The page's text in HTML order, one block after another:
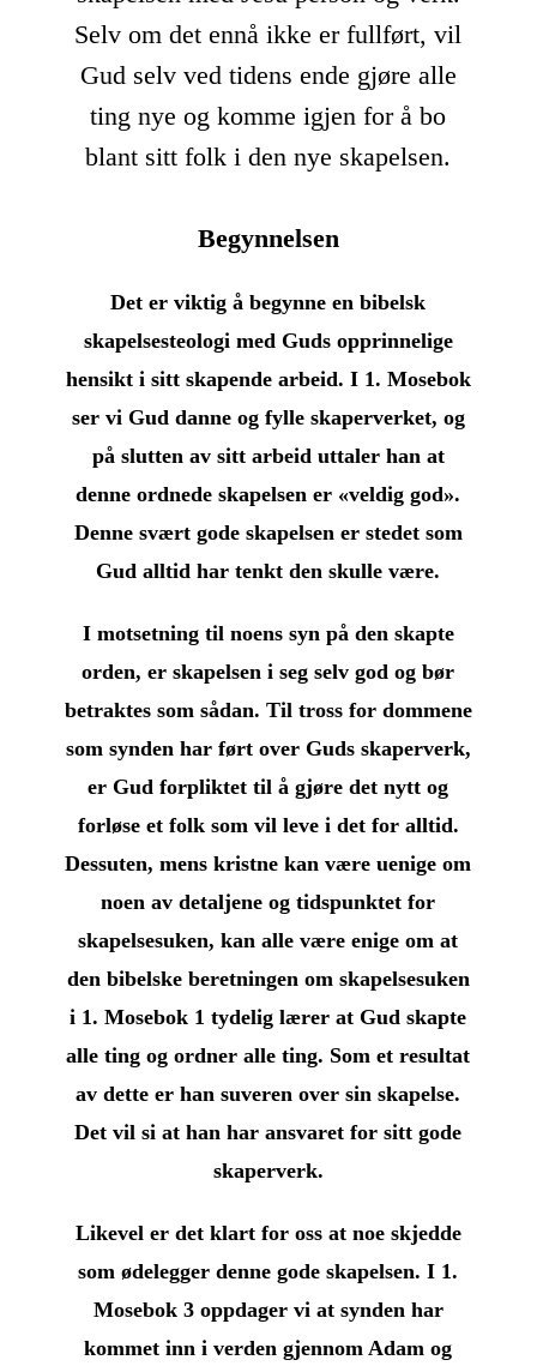
Selv om det ennå ikke er fullført, vil
Gud selv ved tidens ende gjøre alle
ting nye og komme igjen for å bo
blant sitt folk i den nye skapelsen.
Begynnelsen
Det er viktig å begynne en bibelsk
skapelsesteologi med Guds opprinnelige
hensikt i sitt skapende arbeid. I 1. Mosebok
ser vi Gud danne og fylle skaperverket, og
på slutten av sitt arbeid uttaler han at
denne ordnede skapelsen er «veldig god».
Denne svært gode skapelsen er stedet som
Gud alltid har tenkt den skulle være.
I motsetning til noens syn på den skapte
orden, er skapelsen i seg selv god og bør
betraktes som sådan. Til tross for dommene
som synden har ført over Guds skaperverk,
er Gud forpliktet til å gjøre det nytt og
forløse et folk som vil leve i det for alltid.
Dessuten, mens kristne kan være uenige om
noen av detaljene og tidspunktet for
skapelsesuken, kan alle være enige om at
den bibelske beretningen om skapelsesuken
i 1. Mosebok 1 tydelig lærer at Gud skapte
alle ting og ordner alle ting. Som et resultat
av dette er han suveren over sin skapelse.
Det vil si at han har ansvaret for sitt gode
skaperverk.
Likevel er det klart for oss at noe skjedde
som ødelegger denne gode skapelsen. I 1.
Mosebok 3 oppdager vi at synden har
kommet inn i verden gjennom Adam og